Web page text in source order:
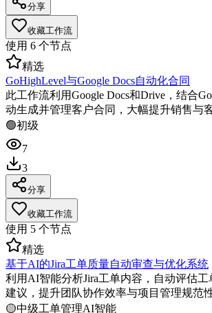
分享
收藏工作流
使用 6 个节点
精选
GoHighLevel与Google Docs自动化合同
此工作流利用Google Docs和Drive，结合
动生成并管理客户合同，大幅提升销售与
🟢初级
7
3
分享
收藏工作流
使用 5 个节点
精选
基于AI的Jira工单质量自动审查与优化系统
利用AI智能分析Jira工单内容，自动评估
建议，提升团队协作效率与项目管理规范性
🟡中级工单管理AI智能